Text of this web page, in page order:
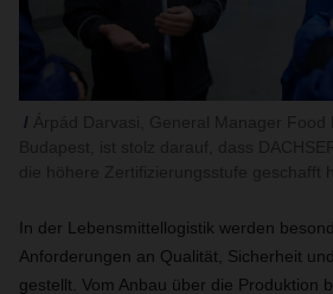
In der Lebensmittellogistik werden
Anforderungen an Qualität, Sicherheit
gestellt. Vom Anbau über die Produktion